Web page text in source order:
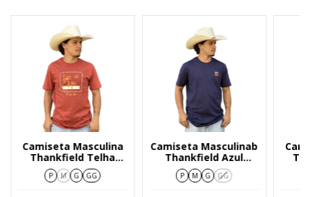
Camiseta Masculina
Thankfield Telha
2942
P M G GG
Camiseta Masculinab
Thankfield Azul
Marinho 3006
P M G GG